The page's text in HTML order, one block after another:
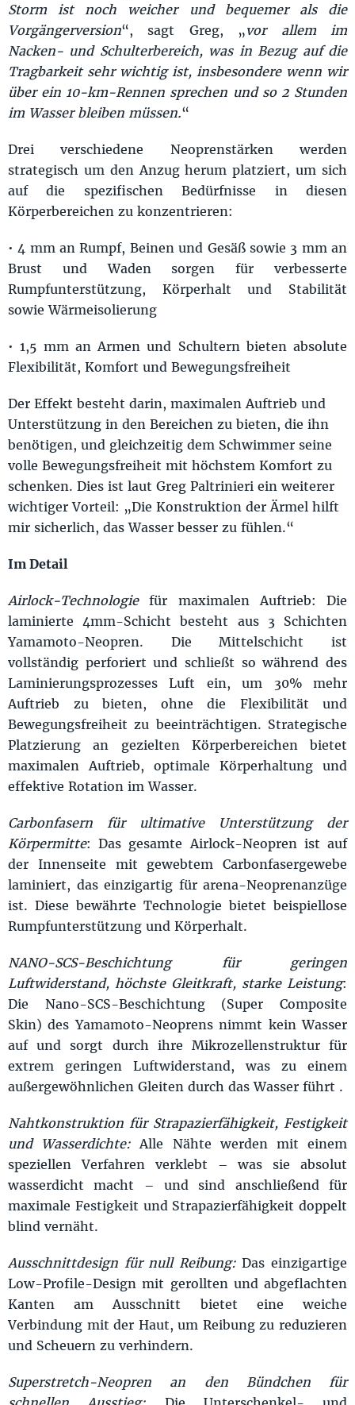
Storm ist noch weicher und bequemer als die
Vorgängerversion“, sagt Greg, „vor allem im
Nacken- und Schulterbereich, was in Bezug auf die
Tragbarkeit sehr wichtig ist, insbesondere wenn wir
über ein 10-km-Rennen sprechen und so 2 Stunden
im Wasser bleiben müssen.“
Drei verschiedene Neoprenstärken werden
strategisch um den Anzug herum platziert, um sich
auf die spezifischen Bedürfnisse in diesen
Körperbereichen zu konzentrieren:
• 4 mm an Rumpf, Beinen und Gesäß sowie 3 mm an
Brust und Waden sorgen für verbesserte
Rumpfunterstützung, Körperhalt und Stabilität
sowie Wärmeisolierung
• 1,5 mm an Armen und Schultern bieten absolute
Flexibilität, Komfort und Bewegungsfreiheit
Der Effekt besteht darin, maximalen Auftrieb und
Unterstützung in den Bereichen zu bieten, die ihn
benötigen, und gleichzeitig dem Schwimmer seine
volle Bewegungsfreiheit mit höchstem Komfort zu
schenken. Dies ist laut Greg Paltrinieri ein weiterer
wichtiger Vorteil: „Die Konstruktion der Ärmel hilft
mir sicherlich, das Wasser besser zu fühlen.“
Im Detail
Airlock-Technologiefür maximalen Auftrieb: Die
laminierte 4mm-Schicht besteht aus 3 Schichten
Yamamoto-Neopren. Die Mittelschicht ist
vollständig perforiert und schließt so während des
Laminierungsprozesses Luft ein, um 30% mehr
Auftrieb zu bieten, ohne die Flexibilität und
Bewegungsfreiheit zu beeinträchtigen. Strategische
Platzierung an gezielten Körperbereichen bietet
maximalen Auftrieb, optimale Körperhaltung und
effektive Rotation im Wasser.
Carbonfasern für ultimative Unterstützung der
Körpermitte: Das gesamte Airlock-Neopren ist auf
der Innenseite mit gewebtem Carbonfasergewebe
laminiert, das einzigartig für arena-Neoprenanzüge
ist. Diese bewährte Technologie bietet beispiellose
Rumpfunterstützung und Körperhalt.
NANO-SCS-Beschichtung für geringen
Luftwiderstand, höchste Gleitkraft, starke Leistung:
Die Nano-SCS-Beschichtung (Super Composite
Skin) des Yamamoto-Neoprens nimmt kein Wasser
auf und sorgt durch ihre Mikrozellenstruktur für
extrem geringen Luftwiderstand, was zu einem
außergewöhnlichen Gleiten durch das Wasser führt .
Nahtkonstruktion für Strapazierfähigkeit, Festigkeit
und Wasserdichte: Alle Nähte werden mit einem
speziellen Verfahren verklebt – was sie absolut
wasserdicht macht – und sind anschließend für
maximale Festigkeit und Strapazierfähigkeit doppelt
blind vernäht.
Ausschnittdesign für null Reibung:Das einzigartige
Low-Profile-Design mit gerollten und abgeflachten
Kanten am Ausschnitt bietet eine weiche
Verbindung mit der Haut, um Reibung zu reduzieren
und Scheuern zu verhindern.
Superstretch-Neopren an den Bündchen für